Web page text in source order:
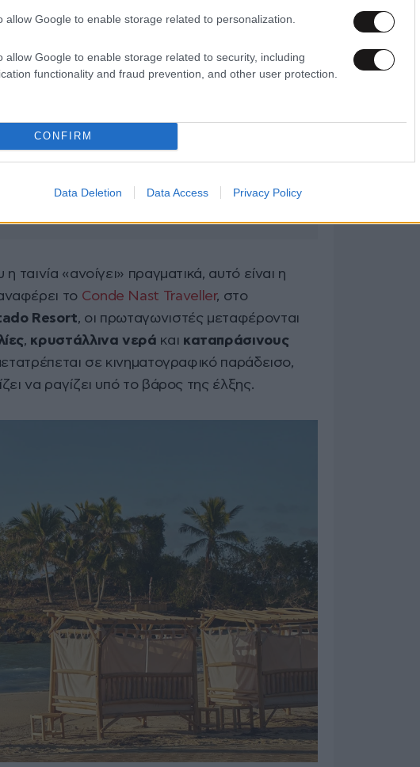
allow Google to enable storage related to personalization.
allow Google to enable storage related to security, including
functionality and fraud prevention, and other user protection.
CONFIRM
Data Deletion Data Access Privacy Policy
«ανοίγει» πραγματικά, αυτό είναι η
το Conde Nast Traveller, στο
Resort, οι πρωταγωνιστές μεταφέρονται
, κρυστάλλινα νερά και καταπράσινους
σε κινηματογραφικό παράδεισο,
να ραγίζει υπό το βάρος της έλξης.